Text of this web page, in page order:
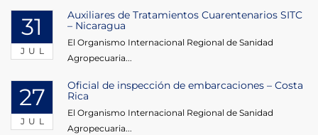
31
JUL
Auxiliares de Tratamientos Cuarentenarios SITC
– Nicaragua
El Organismo Internacional Regional de Sanidad
Agropecuaria...
27
JUL
Oficial de inspección de embarcaciones – Costa
Rica
El Organismo Internacional Regional de Sanidad
Agropecuaria...